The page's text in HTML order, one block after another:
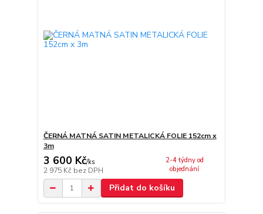
ČERNÁ MATNÁ SATIN METALICKÁ FOLIE 152cm x
3m
3 600 Kč/ks
2 975 Kč bez DPH
2-4 týdny od
objednání
Přidat do košíku